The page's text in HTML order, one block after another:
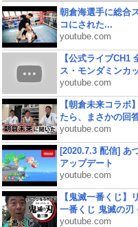
朝倉海選手に総合
コにされた...
youtube.com
【公式ライブCH1
ス・モンダミンカ
youtube.com
【朝倉未来コラボ
たら、まさかの回
youtube.com
[2020.7.3 配信] あ
アップデート
youtube.com
【鬼滅一番くじ】
一番くじ 鬼滅の刃
youtube.com